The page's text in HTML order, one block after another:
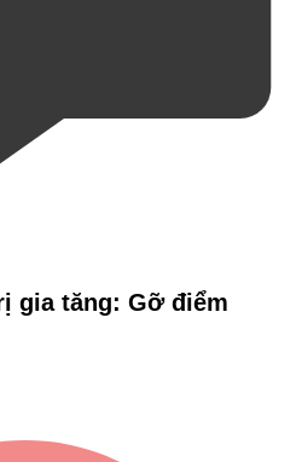
gia tăng: Gỡ điểm